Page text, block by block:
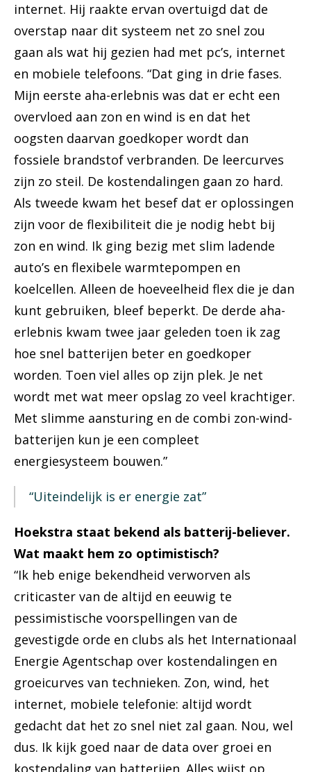
internet. Hij raakte ervan overtuigd dat de
overstap naar dit systeem net zo snel zou
gaan als wat hij gezien had met pc’s, internet
en mobiele telefoons. “Dat ging in drie fases.
Mijn eerste aha-erlebnis was dat er echt een
overvloed aan zon en wind is en dat het
oogsten daarvan goedkoper wordt dan
fossiele brandstof verbranden. De leercurves
zijn zo steil. De kostendalingen gaan zo hard.
Als tweede kwam het besef dat er oplossingen
zijn voor de flexibiliteit die je nodig hebt bij
zon en wind. Ik ging bezig met slim ladende
auto’s en flexibele warmtepompen en
koelcellen. Alleen de hoeveelheid flex die je dan
kunt gebruiken, bleef beperkt. De derde aha-
erlebnis kwam twee jaar geleden toen ik zag
hoe snel batterijen beter en goedkoper
worden. Toen viel alles op zijn plek. Je net
wordt met wat meer opslag zo veel krachtiger.
Met slimme aansturing en de combi zon-wind-
batterijen kun je een compleet
energiesysteem bouwen.”
“Uiteindelijk is er energie zat”
Hoekstra staat bekend als batterij-believer.
Wat maakt hem zo optimistisch?
“Ik heb enige bekendheid verworven als
criticaster van de altijd en eeuwig te
pessimistische voorspellingen van de
gevestigde orde en clubs als het Internationaal
Energie Agentschap over kostendalingen en
groeicurves van technieken. Zon, wind, het
internet, mobiele telefonie: altijd wordt
gedacht dat het zo snel niet zal gaan. Nou, wel
dus. Ik kijk goed naar de data over groei en
kostendaling van batterijen. Alles wijst op